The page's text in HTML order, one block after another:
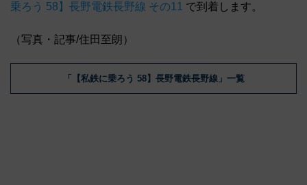
乗ろう 58】長野電鉄長野線 その11 で到着します。
（写真・記事/住田至朗）
「【私鉄に乗ろう 58】長野電鉄長野線」一覧